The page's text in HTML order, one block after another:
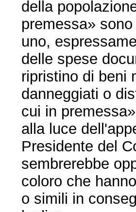
della
premessa»
uno,
delle spese
ripristino di beni
danneggiati o
cui in
alla luce
Presidente del
sembrerebbe
coloro che
o simili in